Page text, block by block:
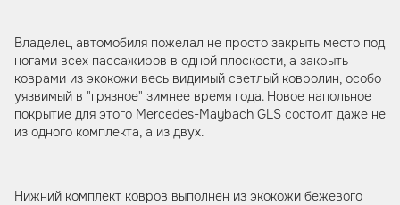
Владелец автомобиля пожелал не просто закрыть место под
ногами всех пассажиров в одной плоскости, а закрыть
коврами из экокожи весь видимый светлый ковролин, особо
уязвимый в "грязное" зимнее время года. Новое напольное
покрытие для этого Mercedes-Maybach GLS состоит даже не
из одного комплекта, а из двух.
Нижний комплект ковров выполнен из экокожи бежевого